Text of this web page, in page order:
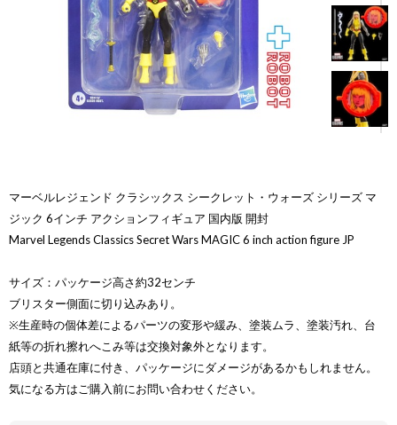
マーベルレジェンド クラシックス シークレット・ウォーズ シリーズ マ
ジック 6インチ アクションフィギュア 国内版 開封
Marvel Legends Classics Secret Wars MAGIC 6 inch action figure JP
サイズ：パッケージ高さ約32センチ
ブリスター側面に切り込みあり。
※生産時の個体差によるパーツの変形や緩み、塗装ムラ、塗装汚れ、台
紙等の折れ擦れへこみ等は交換対象外となります。
店頭と共通在庫に付き、パッケージにダメージがあるかもしれません。
気になる方はご購入前にお問い合わせください。